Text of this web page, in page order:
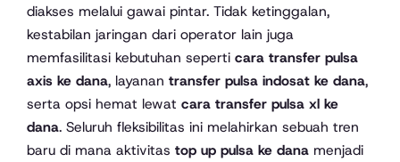
diakses melalui gawai pintar. Tidak ketinggalan,
kestabilan jaringan dari operator lain juga
memfasilitasi kebutuhan seperti cara transfer pulsa
axis ke dana, layanan transfer pulsa indosat ke dana,
serta opsi hemat lewat cara transfer pulsa xl ke
dana. Seluruh fleksibilitas ini melahirkan sebuah tren
baru di mana aktivitas top up pulsa ke dana menjadi